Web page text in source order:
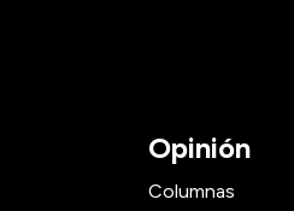
Opinión
Columnas